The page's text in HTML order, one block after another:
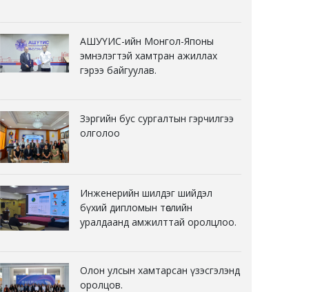
АШУҮИС-ийн Монгол-Японы
эмнэлэгтэй хамтран ажиллах
гэрээ байгуулав.
Зэргийн бус сургалтын гэрчилгээ
олголоо
Инженерийн шилдэг шийдэл
бүхий дипломын төслийн
уралдаанд амжилттай оролцлоо.
Олон улсын хамтарсан үзэсгэлэнд
оролцов.